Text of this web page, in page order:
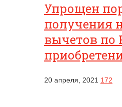
Упрощен
получения
вычетов
20 апреля, 2021 172